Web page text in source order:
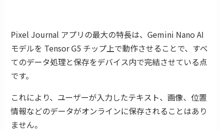
Pixel Journal アプリの最大の特長は、Gemini Nano AI
モデルを Tensor G5 チップ上で動作させることで、すべ
てのデータ処理と保存をデバイス内で完結させている点
です。
これにより、ユーザーが入力したテキスト、画像、位置
情報などのデータがオンラインに保存されることはあり
ません。